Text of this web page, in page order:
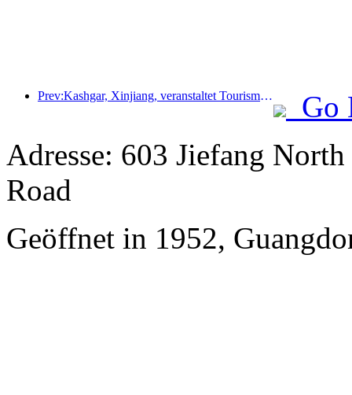
Prev:Kashgar, Xinjiang, veranstaltet Tourismus-Werbeevent zur Förderung des interethnischen Austauschs.
Go
Adresse: 603 Jiefang
Road
Geöffnet in 1952,